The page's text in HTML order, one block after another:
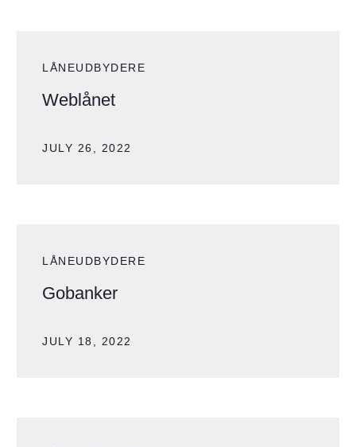
LÅNEUDBYDERE
Weblånet
JULY 26, 2022
LÅNEUDBYDERE
Gobanker
JULY 18, 2022